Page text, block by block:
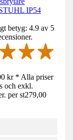
IP54
betyg: 4.9 av 5
kr * Alla priser
och exkl.
per st279,00